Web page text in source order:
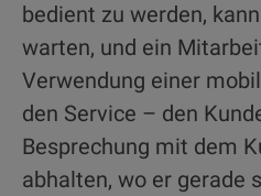
bedient zu werden,
warten, und ein
Verwendung einer
den Service – den
Besprechung mit dem
abhalten, wo er gerade